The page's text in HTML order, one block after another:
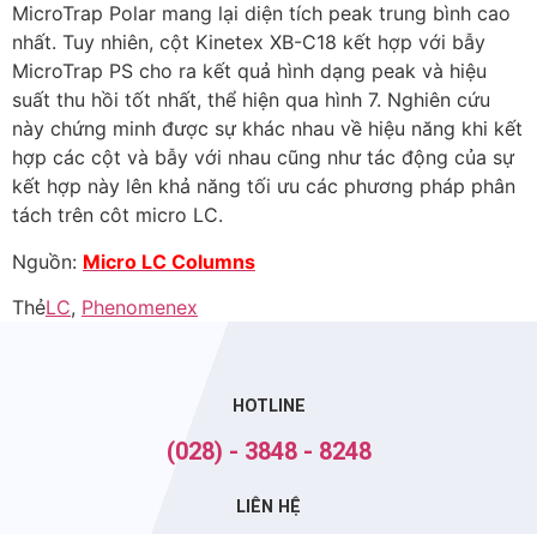
MicroTrap Polar mang lại diện tích peak trung bình cao
nhất. Tuy nhiên, cột Kinetex XB-C18 kết hợp với bẫy
MicroTrap PS cho ra kết quả hình dạng peak và hiệu
suất thu hồi tốt nhất, thể hiện qua hình 7. Nghiên cứu
này chứng minh được sự khác nhau về hiệu năng khi kết
hợp các cột và bẫy với nhau cũng như tác động của sự
kết hợp này lên khả năng tối ưu các phương pháp phân
tách trên côt micro LC.
Nguồn: Micro LC Columns
ThẻLC, Phenomenex
HOTLINE
(028) - 3848 - 8248
LIÊN HỆ